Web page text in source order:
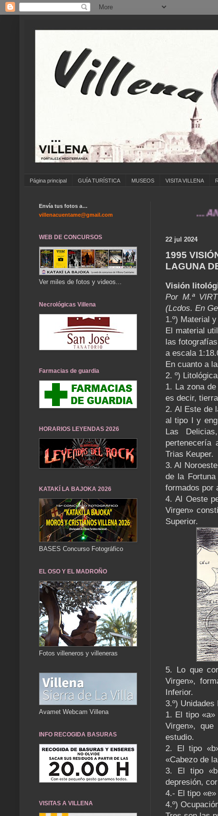
Página principal GUÍA TURÍSTICA MUSEOS VISITA VILLENA
...
22 jul 2024
1995
LAGUNA
Visión
Por M.ª
(Lcdos. En
1.º) Material
El material
las
a escala
En cuanto a
2. º)
1. La zona
es decir,
2. Al Este de
al tipo I y
Las
pertenecería
Trias Keuper.
3. Al
de la
formados por
4. Al Oeste
Virgen»
Superior.
5. Lo que
Virgen»,
Inferior.
3.º)
1. El tipo «a»
Virgen»,
estudio.
2. El tipo
«Cabezo de
3. El tipo
depresión,
4.- El tipo
4.º)
Envía tus fotos a…
villenacuentame@gmail.com
WEB DE CONCURSOS
Ver miles de fotos y videos...
Necrológicas Villena
Farmacias de guardia
HORARIOS LEYENDAS 2026
KATAKÍ LA BAJOKA 2026
BASES Concurso Fotográfico
EL OSO Y EL MADROÑO
Fotos villeneros y villeneras
Avamet Webcam Villena
INFO RECOGIDA BASURAS
VISITAS A VILLENA